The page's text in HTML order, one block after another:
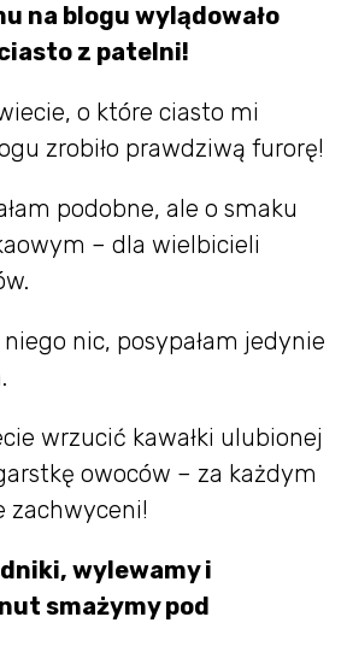
na blogu wylądowało
z patelni!
o które ciasto mi
zrobiło prawdziwą furorę!
podobne, ale o smaku
– dla wielbicieli
nic, posypałam jedynie
wrzucić kawałki ulubionej
owoców – za każdym
zachwyceni!
wylewamy i
smażymy pod